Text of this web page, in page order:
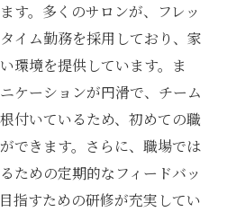
こその強み！大阪市北区東
新たな価値を提供
に変えるスキルアップ法
職場見学・インタビュー
、求める人物像とは
応募者が歓迎される理由
す。多くのサロンが、フレッ
イム勤務を採用しており、家
環境を提供しています。ま
ケーションが円滑で、チーム
付いているため、初めての職
できます。さらに、職場では
ための定期的なフィードバッ
指すための研修が充実してい